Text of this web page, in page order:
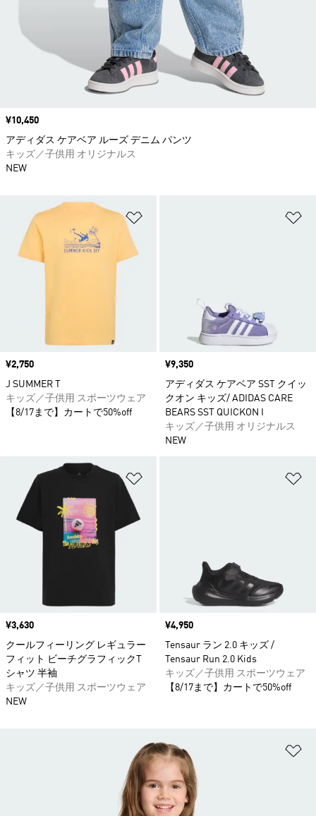
価格
¥2,750
J SUMMER T
キッズ／子供用 スポーツウェア
【8/17まで】カートで50%off
価格
¥9,350
アディダス ケアベア SST クイッ
クオン キッズ/ ADIDAS CARE
BEARS SST QUICKON I
キッズ／子供用 オリジナルス
NEW
価格
¥3,630
クールフィーリング レギュラー
フィット ビーチグラフィックT
シャツ 半袖
キッズ／子供用 スポーツウェア
NEW
価格
¥4,950
Tensaur ラン 2.0 キッズ /
Tensaur Run 2.0 Kids
キッズ／子供用 スポーツウェア
【8/17まで】カートで50%off
価格
¥10,450
アディダス ケアベア ルーズ デニム パンツ
キッズ／子供用 オリジナルス
NEW